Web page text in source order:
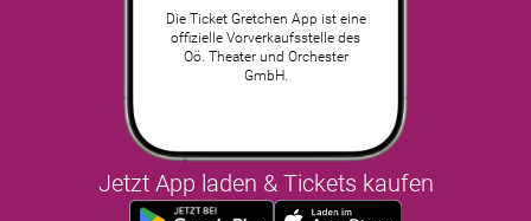
Die Ticket Gretchen App ist eine
offizielle Vorverkaufsstelle des
Oö. Theater und Orchester
GmbH.
Jetzt App laden & Tickets kaufen